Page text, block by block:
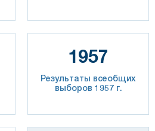
1957
Результаты всеобщих
выборов 1957 г.